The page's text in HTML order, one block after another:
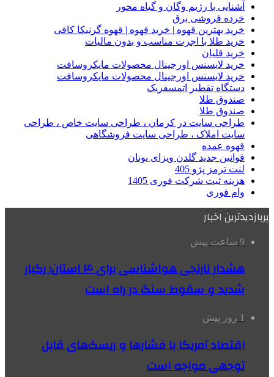
آشنایی با رژیم وگان و گیاه محور
خرده فروشی برق
خرید بهترین قهوه | خرید قهوه | قهوه گرنیکا کافی
خرید طلا با اجرت مناسب و بدون مالیات
خرید قلیان
خرید لایسنس اورجینال محصولات مایکروسافت
خرید لایسنس اورجینال محصولات مایکروسافت
دستگاه تقطیر اتمسفریک
صندوق طلا
صندوق طلا
طراحی سایت در کرمان ، طراحی سایت خاص ، طراحی
سایت املاک ، طراحی سایت فروشگاهی
قهوه عمده
قوانین جدید گلدن ویزای یونان
لنت ترمز پژو 405
هزینه ثبت شرکت فوری 1405
وام فوری
پربازدیدترین اخبار
9 ساعت پیش
هشدار نارنجی هواشناسی برای ۴ استان؛ رگبار
شدید و سقوط سنگ در راه است
1 روز پیش
اقتصاد آمریکا با فشارها و ریسک‌های قابل
توجهی مواجه است